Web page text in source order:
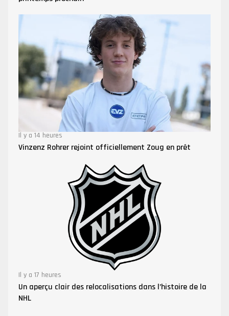
Il y a 14 heures
Vinzenz Rohrer rejoint officiellement Zoug en prêt
Il y a 17 heures
Un aperçu clair des relocalisations dans l’histoire de la
NHL